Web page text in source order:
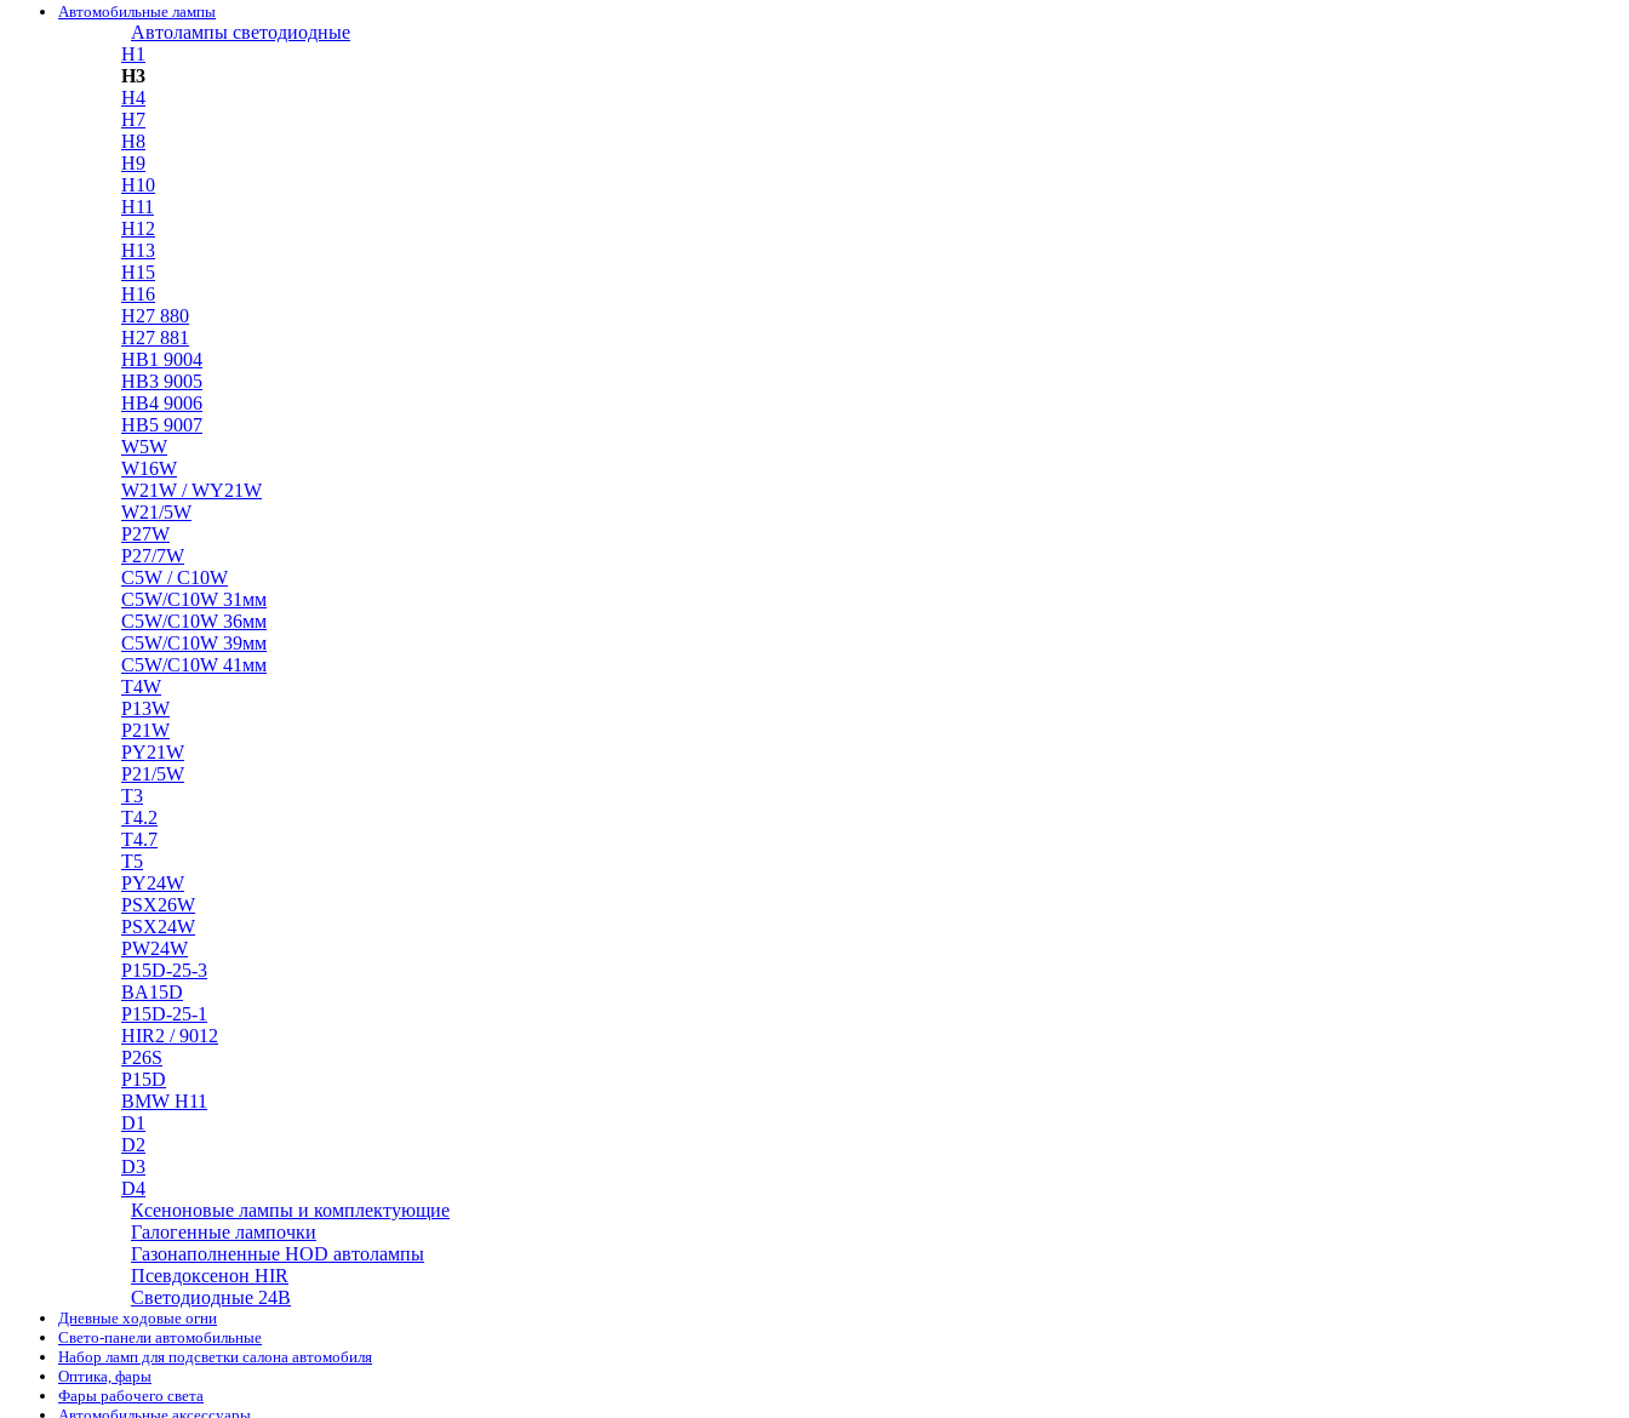
Автомобильные лампы
Автолампы светодиодные
H1
H3
H4
H7
H8
H9
H10
H11
H12
H13
H15
H16
H27 880
H27 881
HB1 9004
HB3 9005
HB4 9006
HB5 9007
W5W
W16W
W21W / WY21W
W21/5W
P27W
P27/7W
C5W / C10W
C5W/C10W 31мм
C5W/C10W 36мм
C5W/C10W 39мм
C5W/C10W 41мм
T4W
P13W
P21W
PY21W
P21/5W
T3
T4.2
T4.7
T5
PY24W
PSX26W
PSX24W
PW24W
P15D-25-3
BA15D
P15D-25-1
HIR2 / 9012
P26S
P15D
BMW H11
D1
D2
D3
D4
Ксеноновые лампы и комплектующие
Галогенные лампочки
Газонаполненные HOD автолампы
Псевдоксенон HIR
Cветодиодные 24B
Дневные ходовые огни
Свето-панели автомобильные
Набор ламп для подсветки салона автомобиля
Оптика, фары
Фары рабочего света